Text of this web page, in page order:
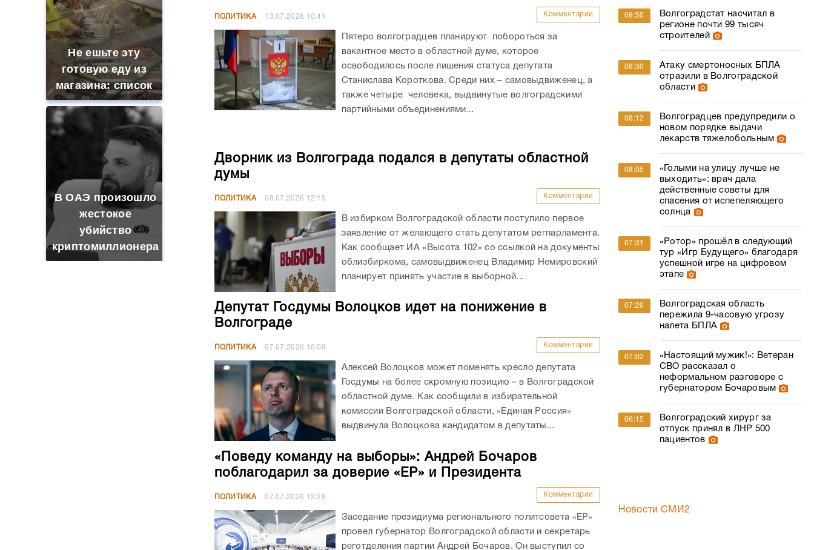
Не ешьте эту
готовую еду из
магазина: список
В ОАЭ произошло
жестокое
убийство
криптомиллионера
ПОЛИТИКА 13.07.2026 10:41 Комментарии
Пятеро волгоградцев планируют побороться за
вакантное место в областной думе, которое
освободилось после лишения статуса депутата
Станислава Короткова. Среди них – самовыдвиженец, а
также четыре человека, выдвинутые волгоградскими
партийными объединениями...
Дворник из Волгограда подался в депутаты областной
думы
ПОЛИТИКА 08.07.2026 12:15 Комментарии
В избирком Волгоградской области поступило первое
заявление от желающего стать депутатом регпарламента.
Как сообщает ИА «Высота 102» со ссылкой на документы
облизбиркома, самовыдвиженец Владимир Немировский
планирует принять участие в выборной...
Депутат Госдумы Волоцков идет на понижение в
Волгограде
ПОЛИТИКА 07.07.2026 16:09 Комментарии
Алексей Волоцков может поменять кресло депутата
Госдумы на более скромную позицию – в Волгоградской
областной думе. Как сообщили в избирательной
комиссии Волгоградской области, «Единая Россия»
выдвинула Волоцкова кандидатом в депутаты...
«Поведу команду на выборы»: Андрей Бочаров
поблагодарил за доверие «ЕР» и Президента
ПОЛИТИКА 07.07.2026 13:28 Комментарии
Заседание президиума регионального политсовета «ЕР»
провел губернатор Волгоградской области и секретарь
реготделения партии Андрей Бочаров. Он выступил со
08:50
Волгоградстат насчитал в
регионе почти 99 тысяч
строителей
08:30
Атаку смертоносных БПЛА
отразили в Волгоградской
области
08:12
Волгоградцев предупредили о
новом порядке выдачи
лекарств тяжелобольным
08:05
«Голыми на улицу лучше не
выходить»: врач дала
действенные советы для
спасения от испепеляющего
солнца
07:31
«Ротор» прошёл в следующий
тур «Игр Будущего» благодаря
успешной игре на цифровом
этапе
07:20
Волгоградская область
пережила 9-часовую угрозу
налета БПЛА
07:02
«Настоящий мужик!»: Ветеран
СВО рассказал о
неформальном разговоре с
губернатором Бочаровым
06:15
Волгоградский хирург за
отпуск принял в ЛНР 500
пациентов
Новости СМИ2